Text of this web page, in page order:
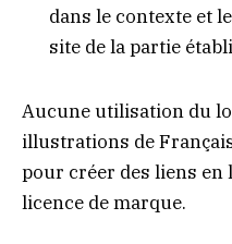
dans le contexte et
site de la partie
Aucune utilisation du
illustrations de
pour créer des liens en
licence de marque.